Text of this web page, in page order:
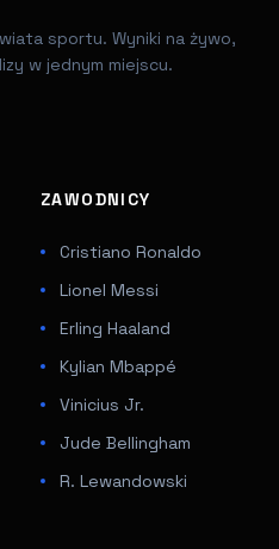
sportu. Wyniki na żywo,
w jednym miejscu.
ZAWODNICY
Cristiano Ronaldo
Lionel Messi
Erling Haaland
Kylian Mbappé
Vinicius Jr.
Jude Bellingham
R. Lewandowski